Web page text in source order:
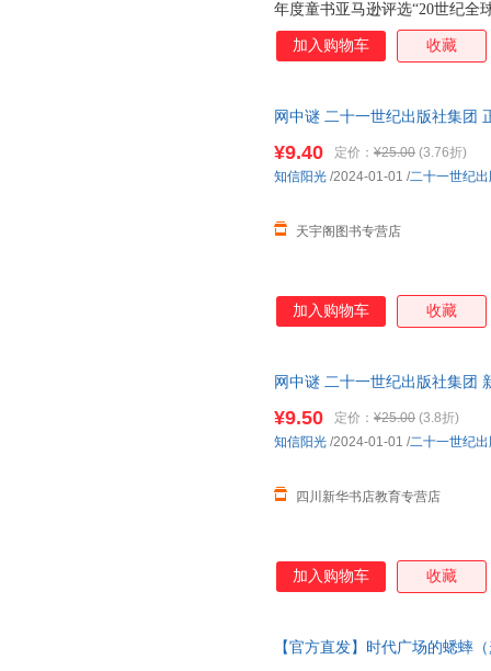
年度童书亚马逊评选“20世纪全
的“100本适合孩子阅读的精品
新阅读研究所发布的“中国小
加入购物车 收藏
网中谜 二十一世纪出版社集团
¥9.40 定价： ¥25.00 (3.76折)
天宇阁图书专营店
知信阳光 /2024-01-01 /二十一世纪
加入购物车 收藏
网中谜 二十一世纪出版社集团
¥9.50 定价： ¥25.00 (3.8折)
四川新华书店教育专营店
知信阳光 /2024-01-01 /二十一世纪
加入购物车 收藏
【官方直发】时代广场的蟋蟀